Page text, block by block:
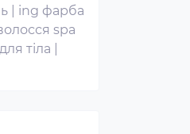
ing фарба
spa
тіла